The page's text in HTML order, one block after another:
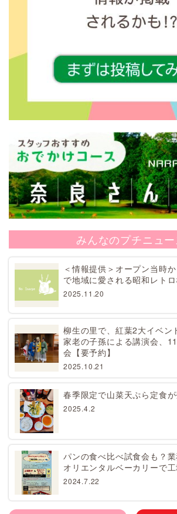
みんなのプチニュー
＜情報提供＞オープン当時
で地域に愛される昭和レト
2025.11.20
柳生の里で、紅葉2大イベン
家老の子孫による講演会、
会【要予約】
2025.10.21
春季限定で山菜天ぷら定食が
2025.4.2
パンの食べ比べ試食会も？
オリエンタルベーカリーで
2024.7.22